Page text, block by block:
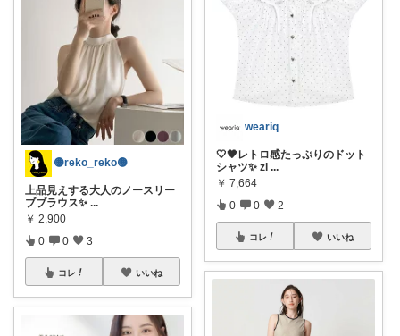
🟡reko_reko🟡
上品見えする大人のノースリー
ブブラウス✨ ...
￥ 2,900
0 0 3
コレ いいね
weariq
🤍🖤レトロ感たっぷりのドット
シャツ✨ zi ...
￥ 7,664
0 0 2
コレ いいね